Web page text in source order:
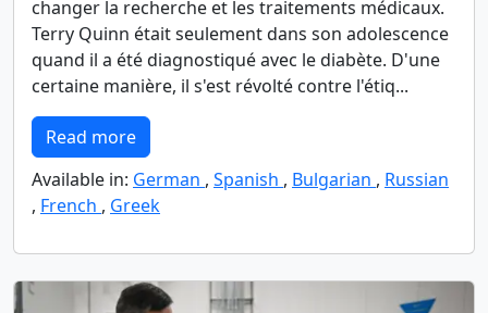
changer la recherche et les traitements médicaux.
Terry Quinn était seulement dans son adolescence
quand il a été diagnostiqué avec le diabète. D'une
certaine manière, il s'est révolté contre l'étiq...
Read more
Available in: German , Spanish , Bulgarian , Russian
, French , Greek